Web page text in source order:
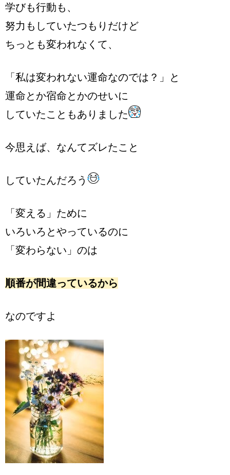
学びも行動も、
努力もしていたつもりだけど
ちっとも変われなくて、
「私は変われない運命なのでは？」と
運命とか宿命とかのせいに
していたこともありました
今思えば、なんてズレたこと
していたんだろう
「変える」ために
いろいろとやっているのに
「変わらない」のは
順番が間違っているから
なのですよ